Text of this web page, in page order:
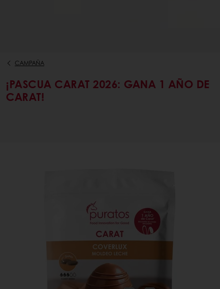
CAMPAÑA
¡PASCUA CARAT 2026: GANA 1 AÑO DE
CARAT!